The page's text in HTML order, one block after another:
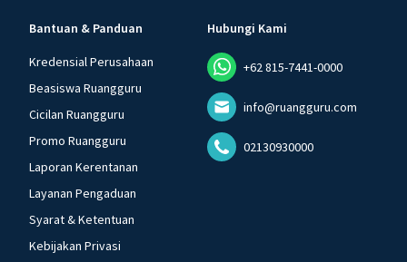
Bantuan & Panduan
Kredensial Perusahaan
Beasiswa Ruangguru
Cicilan Ruangguru
Promo Ruangguru
Laporan Kerentanan
Layanan Pengaduan
Syarat & Ketentuan
Kebijakan Privasi
Hubungi Kami
+62 815-7441-0000
info@ruangguru.com
02130930000